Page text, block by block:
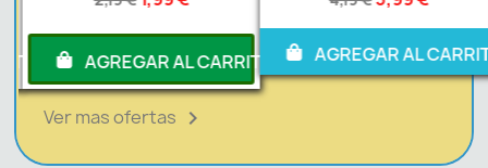
AGREGAR AL CARRITO AGREGAR AL
Ver mas ofertas 